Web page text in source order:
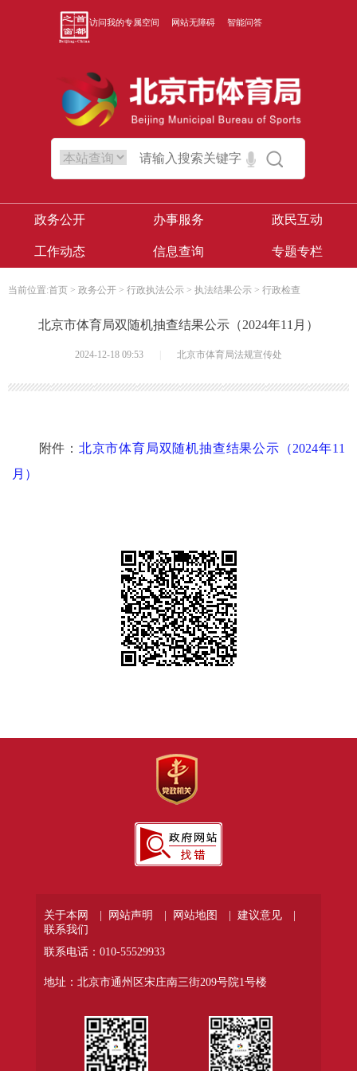
访问我的专属空间 网站无障碍 智能问答
政务公开 办事服务 政民互动
工作动态 信息查询 专题专栏
当前位置:首页 > 政务公开 > 行政执法公示 > 执法结果公示 > 行政检查
北京市体育局双随机抽查结果公示（2024年11月）
2024-12-18 09:53 北京市体育局法规宣传处
附件： 北京市体育局双随机抽查结果公示（2024年11
月）
关于本网 | 网站声明 | 网站地图 |
建议意见 |
联系我们
联系电话：010-55529933
地址：北京市通州区宋庄南三街209号院1号楼